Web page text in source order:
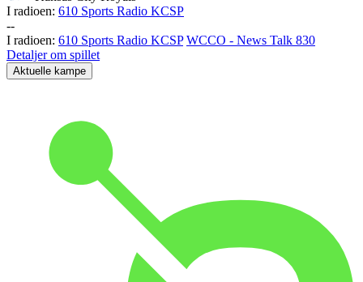
I radioen: 610 Sports Radio KCSP
--
I radioen: 610 Sports Radio KCSP WCCO - News Talk 830
Detaljer om spillet
Aktuelle kampe